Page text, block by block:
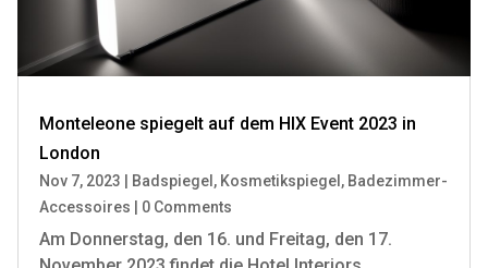
Monteleone spiegelt auf dem HIX Event 2023 in
London
Nov 7, 2023 Badspiegel , Kosmetikspiegel , Badezimmer-
Accessoires
0 Comments
Am Donnerstag, den 16. und Freitag, den 17.